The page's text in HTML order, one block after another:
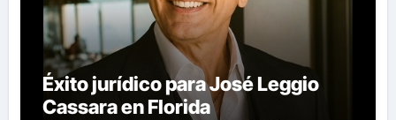
Éxito jurídico para José Leggio
Cassara en Florida